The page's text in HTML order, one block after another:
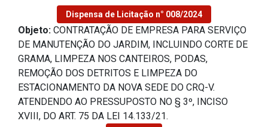
Dispensa de Licitação n° 008/2024
Objeto: CONTRATAÇÃO DE EMPRESA PARA SERVIÇO
DE MANUTENÇÃO DO JARDIM, INCLUINDO CORTE DE
GRAMA, LIMPEZA NOS CANTEIROS, PODAS,
REMOÇÃO DOS DETRITOS E LIMPEZA DO
ESTACIONAMENTO DA NOVA SEDE DO CRQ-V.
ATENDENDO AO PRESSUPOSTO NO § 3º, INCISO
XVIII, DO ART. 75 DA LEI 14.133/21.